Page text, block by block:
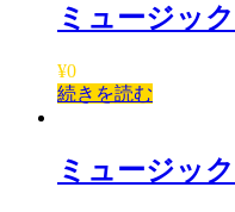
ミュージッ
¥0
続きを読む
ミュージッ